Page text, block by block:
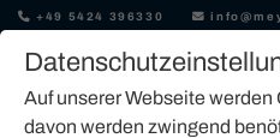
Auf unserer Webseite
davon werden zwingend
+49 5424 396330